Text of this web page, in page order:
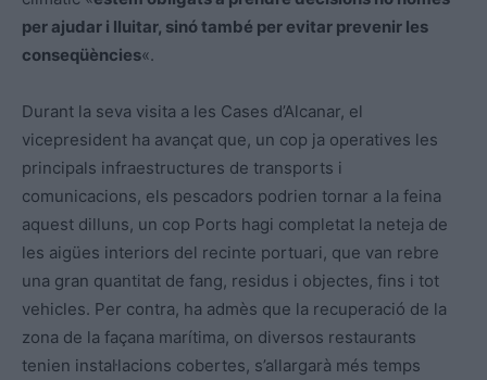
per ajudar i lluitar, sinó també per evitar prevenir les
conseqüències«.
Durant la seva visita a les Cases d’Alcanar, el
vicepresident ha avançat que, un cop ja operatives les
principals infraestructures de transports i
comunicacions, els pescadors podrien tornar a la feina
aquest dilluns, un cop Ports hagi completat la neteja de
les aigües interiors del recinte portuari, que van rebre
una gran quantitat de fang, residus i objectes, fins i tot
vehicles. Per contra, ha admès que la recuperació de la
zona de la façana marítima, on diversos restaurants
tenien instal·lacions cobertes, s’allargarà més temps